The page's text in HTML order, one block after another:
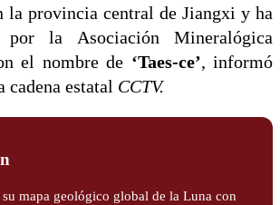
la provincia central de Jiangxi y ha
por la Asociación Mineralógica
el nombre de ‘Taes-ce’, informó
cadena estatal CCTV.
mapa geológico global de la Luna con